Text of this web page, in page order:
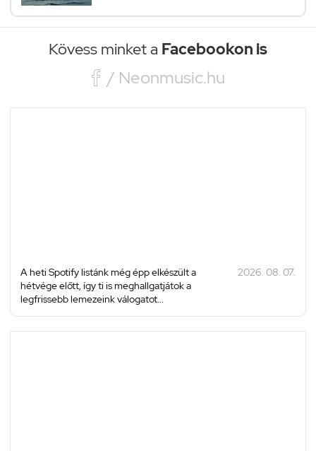
Kövess minket a Facebookon is
 / Neonmusic.hu
A heti Spotify listánk még épp elkészült a
hétvége előtt, így ti is meghallgatjátok a
legfrissebb lemezeink válogatot...
2026. 08. 07.